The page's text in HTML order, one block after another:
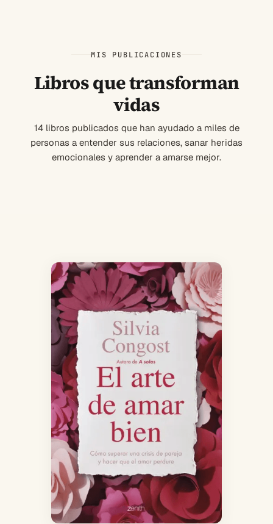
MIS PUBLICACIONES
Libros que transforman
vidas
14 libros publicados que han ayudado a miles de
personas a entender sus relaciones, sanar heridas
emocionales y aprender a amarse mejor.